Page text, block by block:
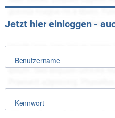
Jetzt hier einloggen -
Benutzername
Kennwort